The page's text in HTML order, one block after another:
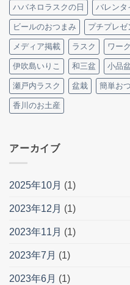
ハバネロラスクの日 バレンタ
ビールのおつまみ プチプレゼ
メディア掲載 ラスク ワー
伊吹島いりこ 和三盆 小品
瀬戸内ラスク 盆栽 簡単お
香川のお土産
アーカイブ
2025年10月 (1)
2023年12月 (1)
2023年11月 (1)
2023年7月 (1)
2023年6月 (1)